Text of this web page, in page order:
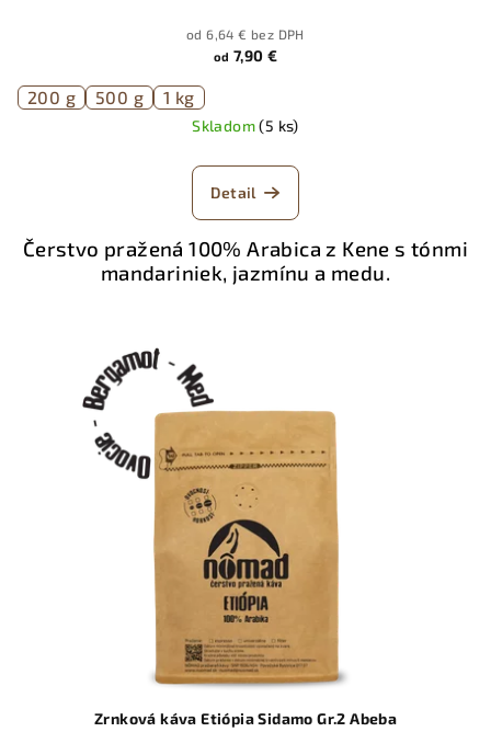
od 6,64 € bez DPH
od 7,90 €
200 g 500 g 1 kg
Skladom(5 ks)
Detail
Čerstvo pražená 100% Arabica z Kene s tónmi
mandariniek, jazmínu a medu.
Zrnková káva Etiópia Sidamo Gr.2 Abeba